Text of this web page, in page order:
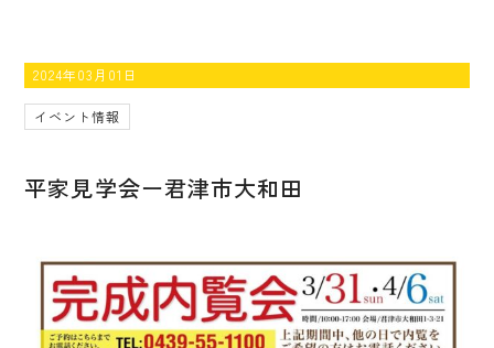
2024年03月01日
イベント情報
平家見学会ー君津市大和田